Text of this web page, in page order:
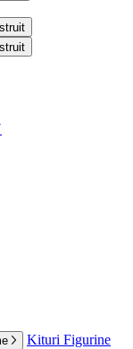
Kituri Figurine